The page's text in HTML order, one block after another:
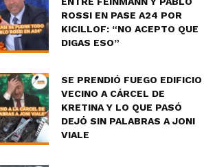
ROSSI EN PASE A24 POR
KICILLOF: “NO ACEPTO QUE
DIGAS ESO”
SE PRENDIÓ FUEGO EDIFICIO
VECINO A CÁRCEL DE
KRETINA Y LO QUE PASÓ
DEJÓ SIN PALABRAS A JONI
VIALE